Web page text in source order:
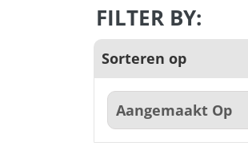
FILTER BY:
Sorteren op